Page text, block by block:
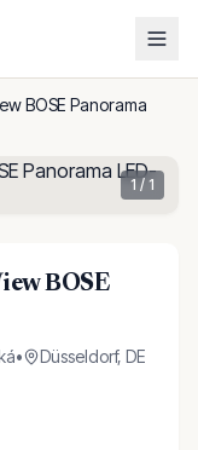
BOSE Panorama
1 /1
BOSE
• Düsseldorf, DE